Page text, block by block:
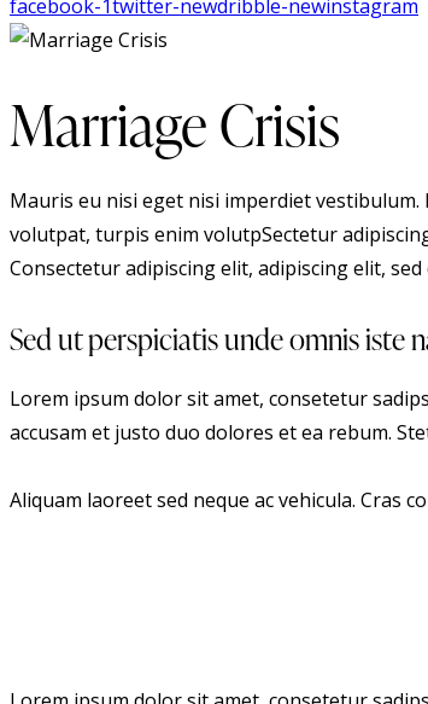
facebook-1twitter-newdribble-newinstagram
Marriage Crisis
Mauris eu nisi eget nisi imperdiet
volutpat, turpis enim volutpSectetur
Consectetur adipiscing elit, adipiscing elit, sed
Sed ut perspiciatis unde omnis iste
Lorem ipsum dolor sit amet, consetetur
accusam et justo duo dolores et ea rebum.
Aliquam laoreet sed neque ac vehicula. Cras